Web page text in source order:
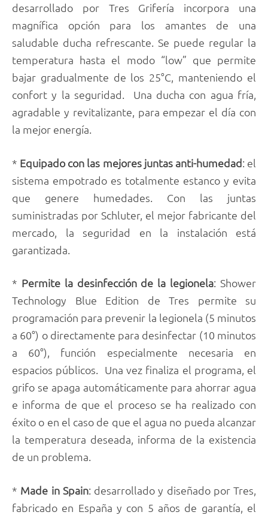
desarrollado por Tres Grifería incorpora una
magnífica opción para los amantes de una
saludable ducha refrescante. Se puede regular la
temperatura hasta el modo “low” que permite
bajar gradualmente de los 25°C, manteniendo el
confort y la seguridad. Una ducha con agua fría,
agradable y revitalizante, para empezar el día con
la mejor energía.
* Equipado con las mejores juntas anti-humedad: el
sistema empotrado es totalmente estanco y evita
que genere humedades. Con las juntas
suministradas por Schluter, el mejor fabricante del
mercado, la seguridad en la instalación está
garantizada.
* Permite la desinfección de la legionela: Shower
Technology Blue Edition de Tres permite su
programación para prevenir la legionela (5 minutos
a 60°) o directamente para desinfectar (10 minutos
a 60°), función especialmente necesaria en
espacios públicos. Una vez finaliza el programa, el
grifo se apaga automáticamente para ahorrar agua
e informa de que el proceso se ha realizado con
éxito o en el caso de que el agua no pueda alcanzar
la temperatura deseada, informa de la existencia
de un problema.
* Made in Spain: desarrollado y diseñado por Tres,
fabricado en España y con 5 años de garantía, el